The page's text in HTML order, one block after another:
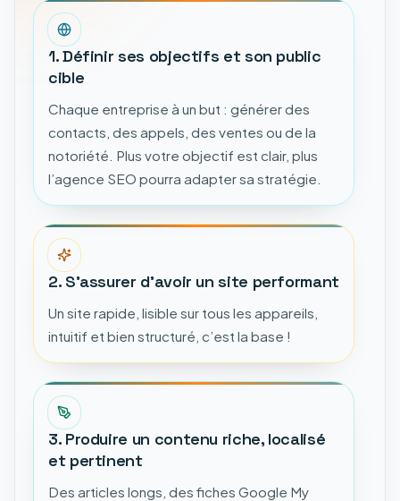
1. Définir ses objectifs et son public
cible
Chaque entreprise à un but : générer des
contacts, des appels, des ventes ou de la
notoriété. Plus votre objectif est clair, plus
l’agence SEO pourra adapter sa stratégie.
2. S’assurer d’avoir un site performant
Un site rapide, lisible sur tous les appareils,
intuitif et bien structuré, c’est la base !
3. Produire un contenu riche, localisé
et pertinent
Des articles longs, des fiches Google My